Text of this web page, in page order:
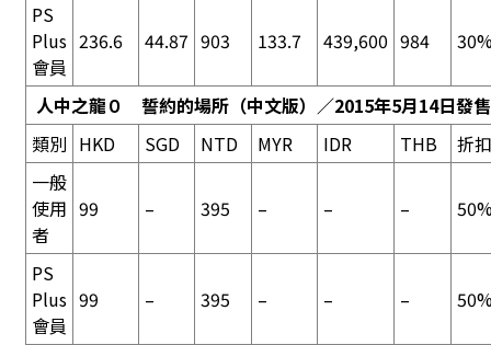
PS
Plus
會員
236.6 44.87 903 133.7 439,600 984
人中之龍０ 誓約的場所（中文版）／2015年5月14日發售
類別 HKD SGD NTD MYR IDR THB
折
一般
使用
者
99 – 395 – – –
PS
Plus
會員
99 – 395 – – –